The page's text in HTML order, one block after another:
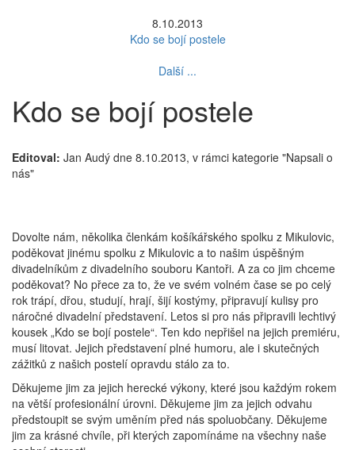
8.10.2013
Kdo se bojí postele
Další ...
Kdo se bojí postele
Editoval: Jan Audý dne 8.10.2013, v rámci kategorie "Napsali o
nás"
Dovolte nám, několika členkám košíkářského spolku z Mikulovic,
poděkovat jinému spolku z Mikulovic a to našim úspěšným
divadelníkům z divadelního souboru Kantoři. A za co jim chceme
poděkovat? No přece za to, že ve svém volném čase se po celý
rok trápí, dřou, studují, hrají, šijí kostýmy, připravují kulisy pro
náročné divadelní představení. Letos si pro nás připravili lechtivý
kousek „Kdo se bojí postele“. Ten kdo nepřišel na jejich premiéru,
musí litovat. Jejich představení plné humoru, ale i skutečných
zážitků z našich postelí opravdu stálo za to.
Děkujeme jim za jejich herecké výkony, které jsou každým rokem
na větší profesionální úrovni. Děkujeme jim za jejich odvahu
předstoupit se svým uměním před nás spoluobčany. Děkujeme
jim za krásné chvíle, při kterých zapomínáme na všechny naše